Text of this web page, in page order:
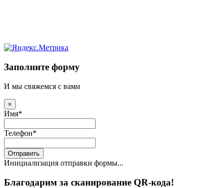
Заполните форму
И мы свяжемся с вами
×
Имя*
Телефон*
Отправить
Инициализация отправки формы...
Благодарим за сканирование QR-кода!